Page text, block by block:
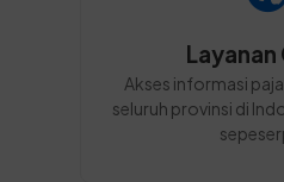
Layanan
Akses informasi
seluruh provinsi di